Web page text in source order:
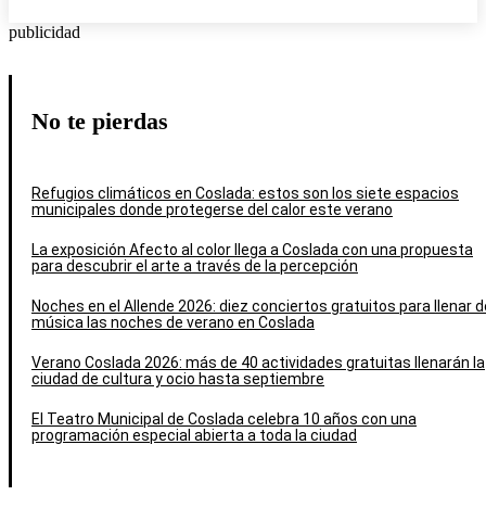
publicidad
No te pierdas
Refugios climáticos en Coslada: estos son los siete espacios
municipales donde protegerse del calor este verano
La exposición Afecto al color llega a Coslada con una propuesta
para descubrir el arte a través de la percepción
Noches en el Allende 2026: diez conciertos gratuitos para llenar
música las noches de verano en Coslada
Verano Coslada 2026: más de 40 actividades gratuitas llenarán la
ciudad de cultura y ocio hasta septiembre
El Teatro Municipal de Coslada celebra 10 años con una
programación especial abierta a toda la ciudad